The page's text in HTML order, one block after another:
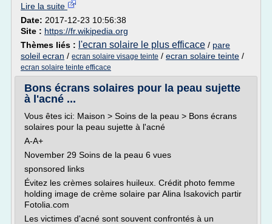
Lire la suite
Date: 2017-12-23 10:56:38
Site : https://fr.wikipedia.org
Thèmes liés : l'ecran solaire le plus efficace / pare
soleil ecran / ecran solaire visage teinte / ecran solaire teinte /
ecran solaire teinte efficace
Bons écrans solaires pour la peau sujette
à l'acné ...
Vous êtes ici: Maison > Soins de la peau > Bons écrans
solaires pour la peau sujette à l'acné
A-A+
November 29 Soins de la peau 6 vues
sponsored links
Évitez les crèmes solaires huileux. Crédit photo femme
holding image de crème solaire par Alina Isakovich partir
Fotolia.com
Les victimes d'acné sont souvent confrontés à un